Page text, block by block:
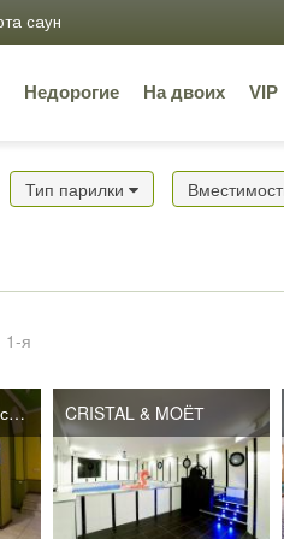
саун
Недорогие На двоих VIP
Тип парилки
1-я
Каскад на Автозаводской CRISTAL & MOЁТ